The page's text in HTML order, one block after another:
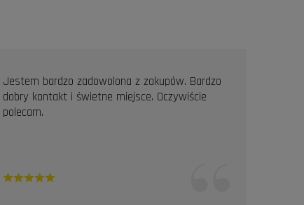
Jestem bardzo zadowolona z zakupów. Bardzo
dobry kontakt i świetne miejsce. Oczywiście
polecam.